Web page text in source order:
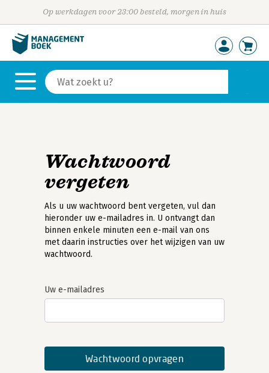
Op werkdagen voor 23:00 besteld, morgen in huis
Wachtwoord
vergeten
Als u uw wachtwoord bent vergeten, vul dan
hieronder uw e-mailadres in. U ontvangt dan
binnen enkele minuten een e-mail van ons
met daarin instructies over het wijzigen van uw
wachtwoord.
Uw e-mailadres